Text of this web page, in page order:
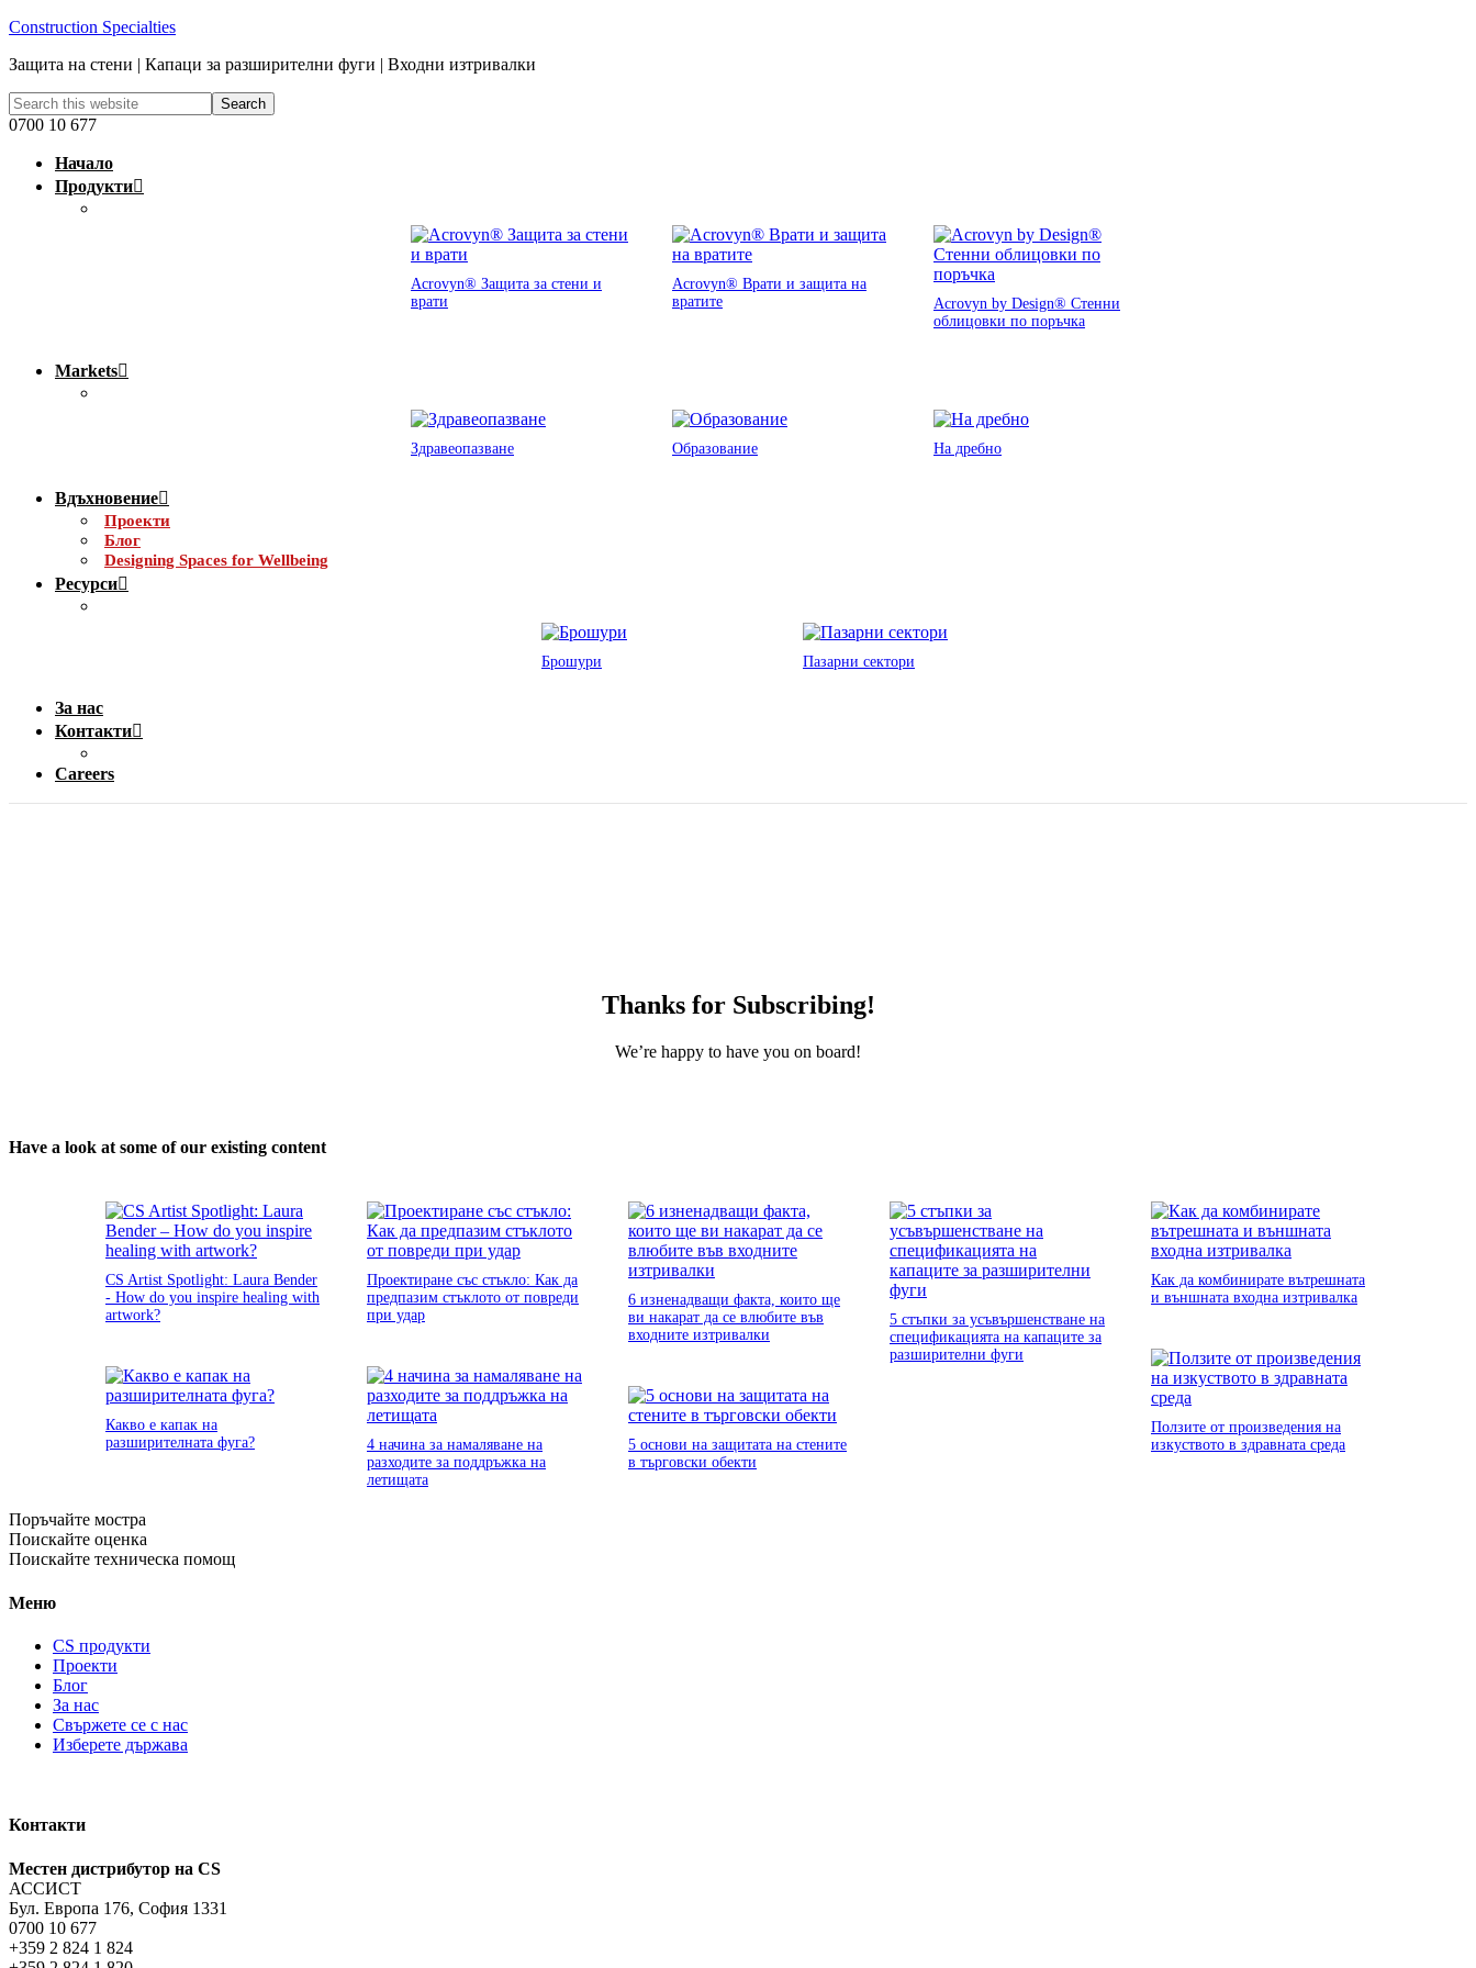
Construction Specialties
Защита на стени | Капаци за разширителни фуги | Входни изтривалки
0700 10 677
Начало
Продукти
Acrovyn® Защита за стени и
врати
Acrovyn® Врати и защита на
вратите
Acrovyn by Design® Стенни
облицовки по поръчка
Markets
Здравеопазване Образование На дребно
Вдъхновение
Проекти
Блог
Designing Spaces for Wellbeing
Ресурси
Брошури Пазарни сектори
За нас
Контакти
Careers
Thanks for Subscribing!
We’re happy to have you on board!
Have a look at some of our existing content
CS Artist Spotlight: Laura Bender
- How do you inspire healing with
artwork?
Проектиране със стъкло: Как да
предпазим стъклото от повреди
при удар
6 изненадващи факта, които ще
ви накарат да се влюбите във
входните изтривалки
5 стъпки за усъвършенстване на
спецификацията на капаците за
разширителни фуги
Как да комбинирате вътрешната
и външната входна изтривалка
Ползите от произведения на
изкуството в здравната среда
Какво е капак на
разширителната фуга?
4 начина за намаляване на
разходите за поддръжка на
летищата
5 основи на защитата на стените
в търговски обекти
Поръчайте мостра
Поискайте оценка
Поискайте техническа помощ
Меню
CS продукти
Проекти
Блог
За нас
Свържете се с нас
Изберете държава
Контакти
Местен дистрибутор на CS
АССИСТ
Бул. Европа 176, София 1331
0700 10 677
+359 2 824 1 824